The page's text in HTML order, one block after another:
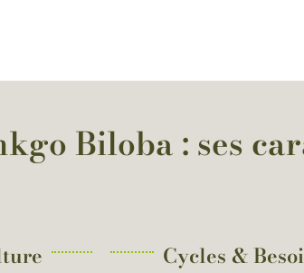
Biloba : ses
Cycles &